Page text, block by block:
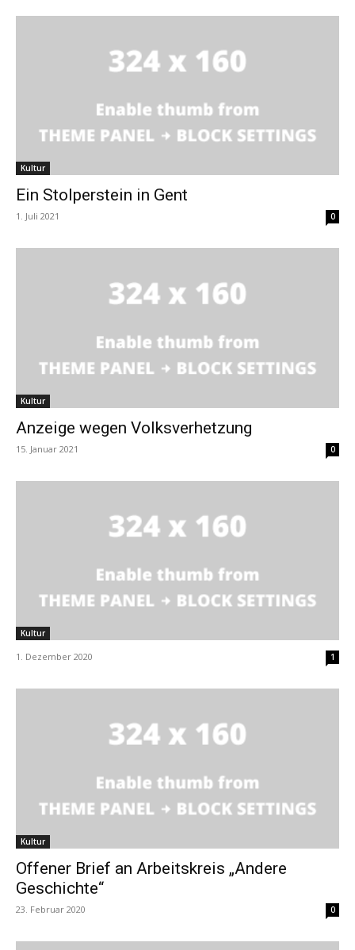
Kultur
Ein Stolperstein in Gent
1. Juli 2021 0
Kultur
Anzeige wegen Volksverhetzung
15. Januar 2021 0
Kultur
1. Dezember 2020 1
Kultur
Offener Brief an Arbeitskreis „Andere
Geschichte“
23. Februar 2020 0